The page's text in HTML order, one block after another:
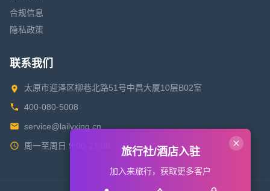
合规信息
隐私政策
联系我们
太原市迎泽区柳巷北路51号中昌大厦10层B02室
400-080-5008
service@lailvxing.cn
周一至周日 9:00-21:00
旅行社/酒店入驻
加入来旅行，获取更多客户